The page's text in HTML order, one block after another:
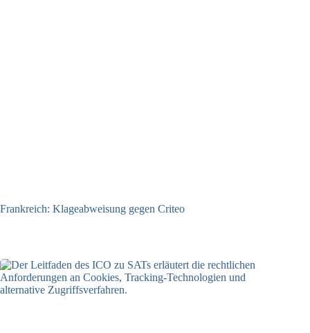
Frankreich: Klageabweisung gegen Criteo